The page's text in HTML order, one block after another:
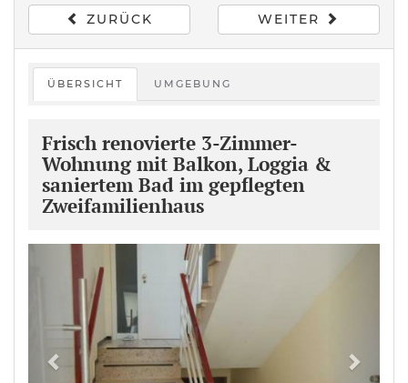
ZURÜCK WEITER
ÜBERSICHT UMGEBUNG
Frisch renovierte 3-Zimmer-
Wohnung mit Balkon, Loggia &
saniertem Bad im gepflegten
Zweifamilienhaus
Previous